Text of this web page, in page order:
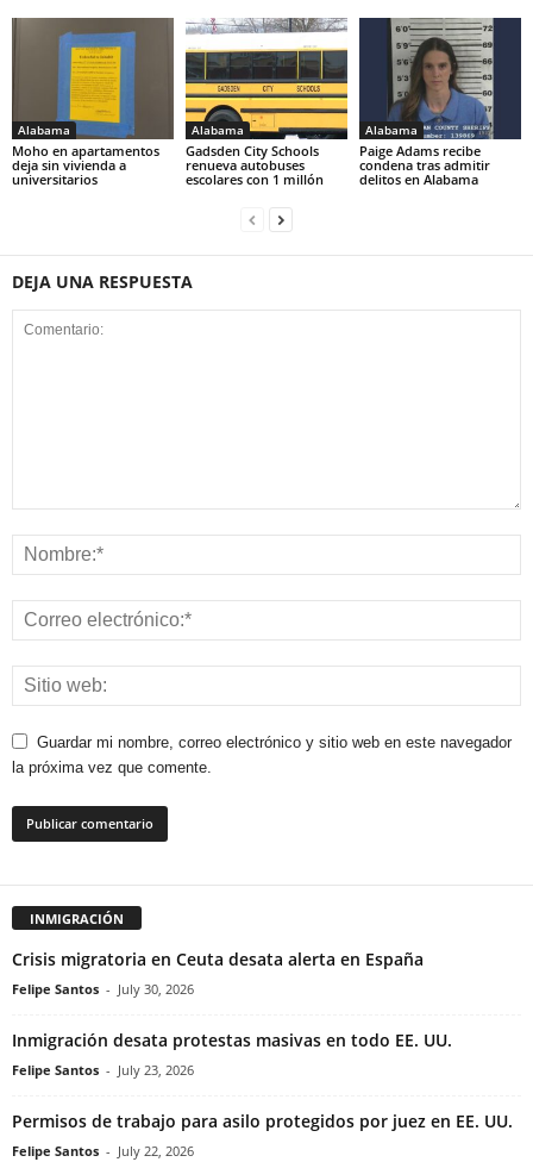
Alabama
Moho en apartamentos
deja sin vivienda a
universitarios
Alabama
Gadsden City Schools
renueva autobuses
escolares con 1 millón
Alabama
Paige Adams recibe
condena tras admitir
delitos en Alabama
DEJA UNA RESPUESTA
Guardar mi nombre, correo electrónico y sitio web en este navegador
la próxima vez que comente.
INMIGRACIÓN
Crisis migratoria en Ceuta desata alerta en España
Felipe Santos - July 30, 2026
Inmigración desata protestas masivas en todo EE. UU.
Felipe Santos - July 23, 2026
Permisos de trabajo para asilo protegidos por juez en EE. UU.
Felipe Santos - July 22, 2026